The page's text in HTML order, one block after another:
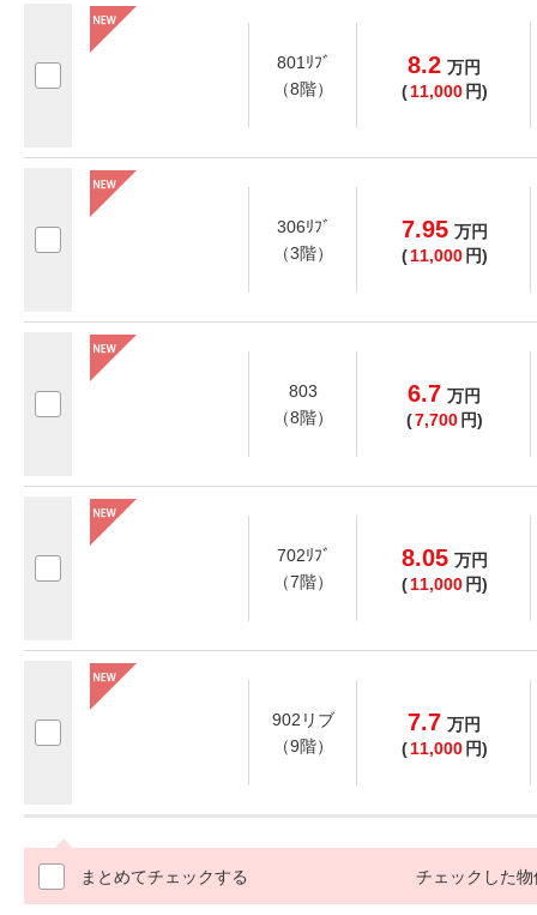
801ﾘﾌﾞ
（8階）
8.2 万円
( 11,000 円)
306ﾘﾌﾞ
（3階）
7.95 万円
( 11,000 円)
803
（8階）
6.7 万円
(7,700 円)
702ﾘﾌﾞ
（7階）
8.05 万円
( 11,000 円)
902リブ
（9階）
7.7 万円
( 11,000 円)
まとめてチェックする チェックした物